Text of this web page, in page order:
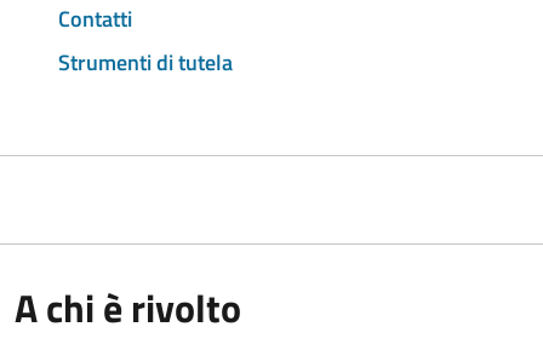
Contatti
Strumenti di tutela
A chi è rivolto